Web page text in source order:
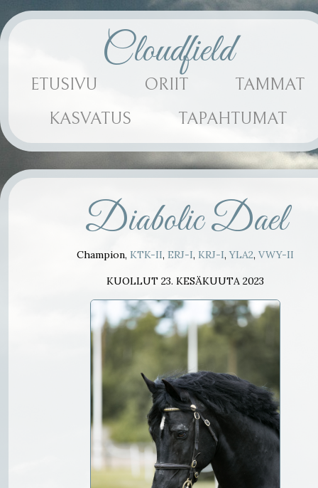
Cloudfield
ETUSIVU ORIIT
TAMMAT
KASVATUS
TAPAHTUMAT
Diabolic Dael
Champion, KTK-II, ERJ-I, KRJ-I,YLA2, VWY-II
KUOLLUT 23. KESÄKUUTA 2023